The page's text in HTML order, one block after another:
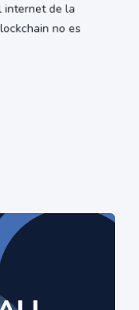
internet de la
no es